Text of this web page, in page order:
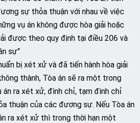
sự thỏa thuận với nhau về việc
vụ án không được hòa giải hoặc
được theo quy định tại điều 206 và
sự”
bị xét xử và đã tiến hành hòa giải
thành, Tòa án sẽ ra một trong
ra xét xử, đình chỉ, tạm đình chỉ
thuận của các đương sự. Nếu Tòa án
ra xét xử thì trong thời hạn một